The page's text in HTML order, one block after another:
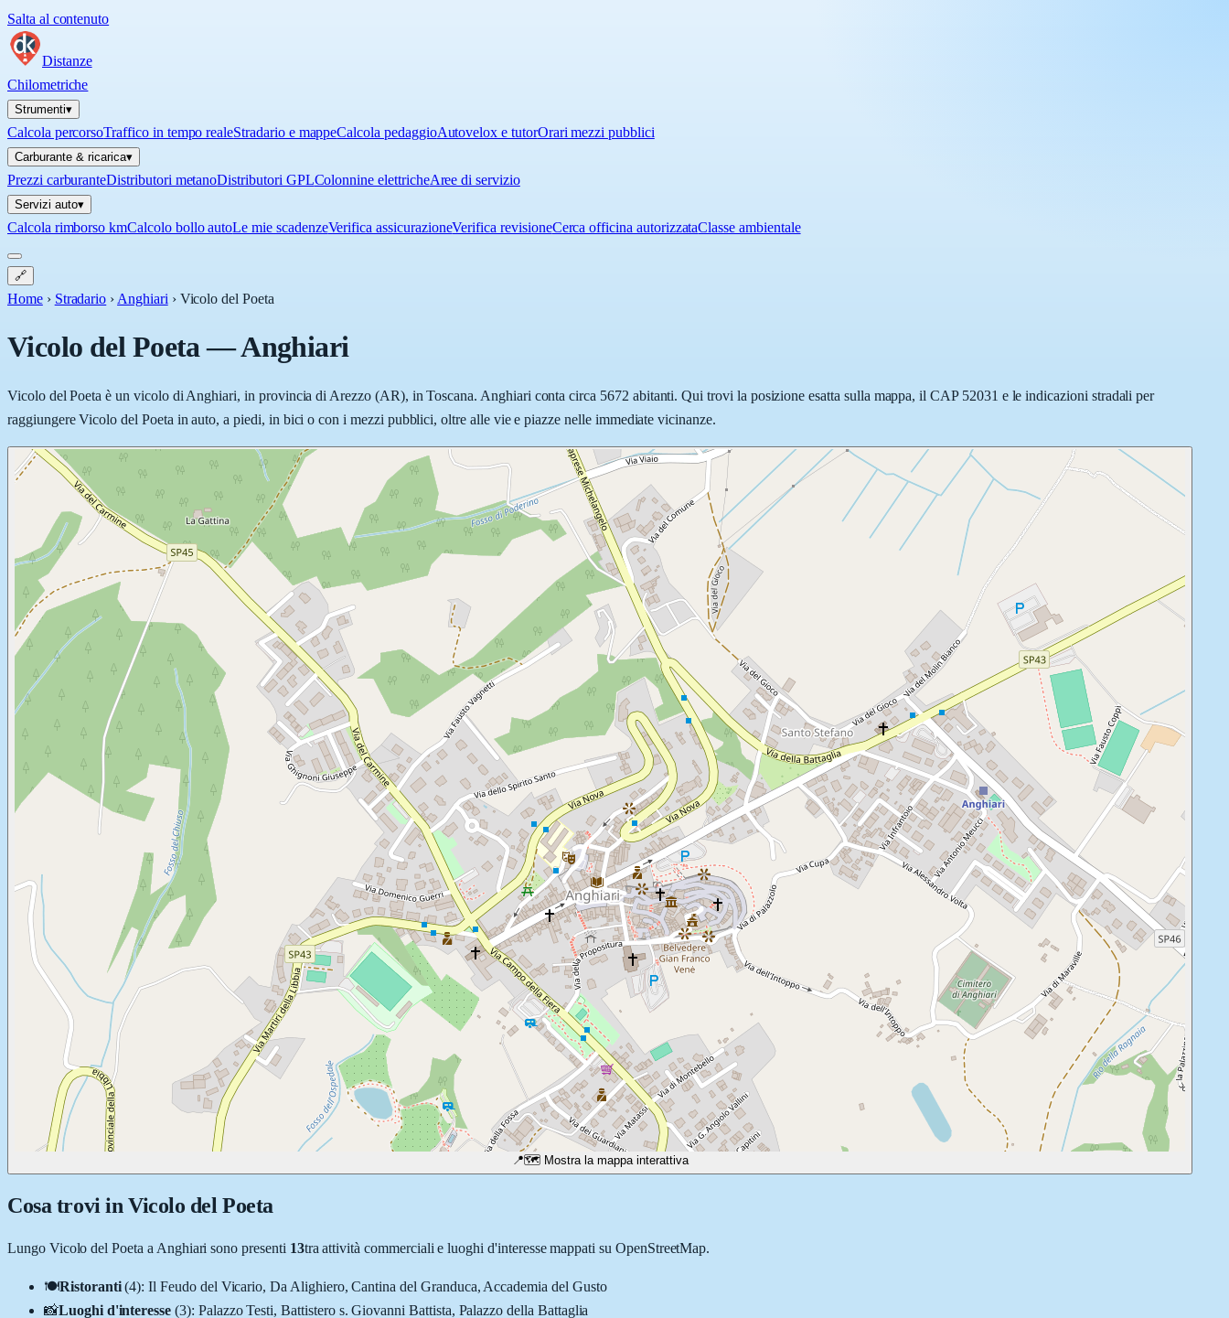
Salta al contenuto
Distanze
Chilometriche
Strumenti▾
Calcola percorsoTraffico in tempo realeStradario e mappeCalcola pedaggioAutovelox e tutorOrari mezzi pubblici
Carburante & ricarica▾
Prezzi carburanteDistributori metanoDistributori GPLColonnine elettricheAree di servizio
Servizi auto▾
Calcola rimborso kmCalcolo bollo autoLe mie scadenzeVerifica assicurazioneVerifica revisioneCerca officina autorizzataClasse ambientale
🔗
Home › Stradario › Anghiari › Vicolo del Poeta
Vicolo del Poeta—Anghiari
Vicolo del Poeta è un vicolo di Anghiari, in provincia di Arezzo (AR), in Toscana. Anghiari conta circa 5672 abitanti. Qui trovi la posizione esatta sulla mappa, il CAP 52031 e le indicazioni stradali per
raggiungere Vicolo del Poeta in auto, a piedi, in bici o con i mezzi pubblici, oltre alle vie e piazze nelle immediate vicinanze.
📍🗺️ Mostra la mappa interattiva
Cosa trovi in Vicolo del Poeta
Lungo Vicolo del Poeta a Anghiari sono presenti 13tra attività commerciali e luoghi d'interesse mappati su OpenStreetMap.
🍽️Ristoranti (4):Il Feudo del Vicario, Da Alighiero, Cantina del Granduca, Accademia del Gusto
📸Luoghi d'interesse (3): Palazzo Testi, Battistero s. Giovanni Battista, Palazzo della Battaglia